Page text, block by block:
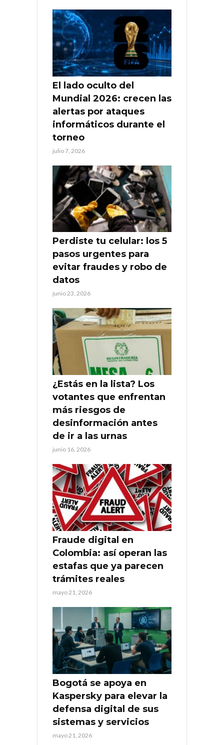
El lado oculto del
Mundial 2026: crecen las
alertas por ataques
informáticos durante el
torneo
julio 7, 2026
Perdiste tu celular: los 5
pasos urgentes para
evitar fraudes y robo de
datos
junio 23, 2026
¿Estás en la lista? Los
votantes que enfrentan
más riesgos de
desinformación antes
de ir a las urnas
junio 16, 2026
Fraude digital en
Colombia: así operan las
estafas que ya parecen
trámites reales
mayo 21, 2026
Bogotá se apoya en
Kaspersky para elevar la
defensa digital de sus
sistemas y servicios
mayo 21, 2026